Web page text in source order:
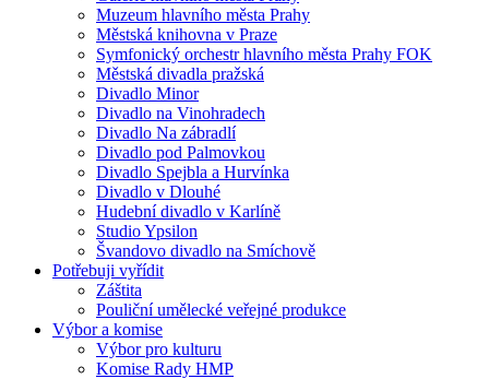
Muzeum hlavního města Prahy
Městská knihovna v Praze
Symfonický orchestr hlavního města Prahy FOK
Městská divadla pražská
Divadlo Minor
Divadlo na Vinohradech
Divadlo Na zábradlí
Divadlo pod Palmovkou
Divadlo Spejbla a Hurvínka
Divadlo v Dlouhé
Hudební divadlo v Karlíně
Studio Ypsilon
Švandovo divadlo na Smíchově
Potřebuji vyřídit
Záštita
Pouliční umělecké veřejné produkce
Výbor a komise
Výbor pro kulturu
Komise Rady HMP